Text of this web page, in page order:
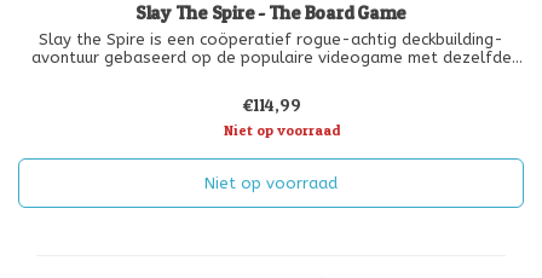
Slay The Spire - The Board Game
Slay the Spire is een coöperatief rogue-achtig deckbuilding-
avontuur gebaseerd op de populaire videogame met dezelfde
relikwieën met een enorme kracht en word uiteindelijk sterk
genoeg om de
€114,99
Niet op voorraad
Niet op voorraad